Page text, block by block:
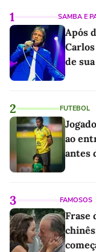
1 SAMBA E
Após
de
2 FUTEBOL
ao
antes
3 FAMOSOS
Frase